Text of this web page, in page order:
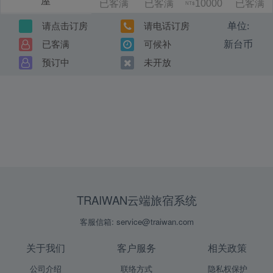
已客满 已客满 NT$ 10000 已客满
请点击订房
请电话订房
已客满
可候补
预订中
未开放
单位:
新台币
TRAIWAN云端旅宿系统
客服信箱: service@traiwan.com
关于我们
公司介绍
客户服务
联络方式
相关政策
隐私权保护